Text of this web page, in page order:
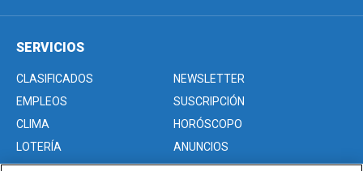
SERVICIOS
CLASIFICADOS
NEWSLETTER
EMPLEOS
SUSCRIPCIÓN
CLIMA
HORÓSCOPO
LOTERÍA
ANUNCIOS